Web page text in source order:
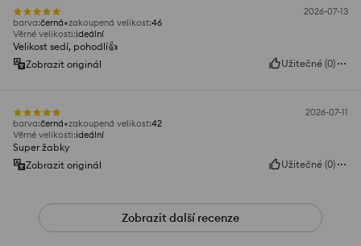
2026-07-13
barva:černá zakoupená velikost:46
Věrné velikosti:ideální
Velikost sedí, pohodlí👍️
Zobrazit originál
Užitečné (0)
2026-07-11
barva:černá zakoupená velikost:42
Věrné velikosti:ideální
Super žabky
Zobrazit originál
Užitečné (0)
Zobrazit další recenze